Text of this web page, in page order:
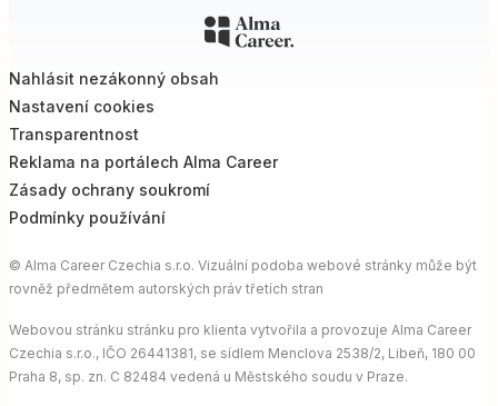
Nahlásit nezákonný obsah
Nastavení cookies
Transparentnost
Reklama na portálech Alma Career
Zásady ochrany soukromí
Podmínky používání
© Alma Career Czechia s.r.o. Vizuální podoba webové stránky může být
rovněž předmětem autorských práv třetích stran
Webovou stránku stránku pro klienta vytvořila a provozuje Alma Career
Czechia s.r.o., IČO 26441381, se sídlem Menclova 2538/2, Libeň, 180 00
Praha 8, sp. zn. C 82484 vedená u Městského soudu v Praze.